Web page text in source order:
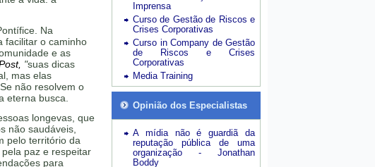
Na
facilitar o caminho
e as
"suas dicas
mas elas
não resolvem o
eterna busca.
longevas, que
não saudáveis,
pelo território da
paz e respeitar
para
Imprensa
Curso de Gestão de Riscos e
Crises Corporativas
Curso in Company de Gestão
de Riscos e Crises
Corporativas
Media Training
Opinião dos Especialistas
A mídia não é guardiã da
reputação pública de uma
organização - Jonathan
Boddy